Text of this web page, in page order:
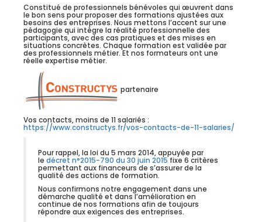
Constitué de professionnels bénévoles qui œuvrent dans
le bon sens pour proposer des formations ajustées aux
besoins des entreprises. Nous mettons l’accent sur une
pédagogie qui intègre la réalité professionnelle des
participants, avec des cas pratiques et des mises en
situations concrètes. Chaque formation est validée par
des professionnels métier. Et nos formateurs ont une
réelle expertise métier.
partenaire
Vos contacts, moins de 11 salariés :
https://www.constructys.fr/vos-contacts-de-11-salaries/
Pour rappel, la loi du 5 mars 2014, appuyée par
le décret n°2015-790 du 30 juin 2015fixe 6 critères
permettant aux financeurs de s’assurer de la
qualité des actions de formation.
Nous confirmons notre engagement dans une
démarche qualité et dans l’amélioration en
continue de nos formations afin de toujours
répondre aux exigences des entreprises.